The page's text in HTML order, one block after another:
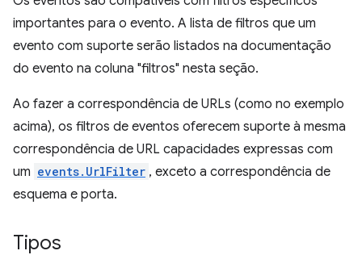
importantes para o evento. A lista de filtros que um
evento com suporte serão listados na documentação
do evento na coluna "filtros" nesta seção.
Ao fazer a correspondência de URLs (como no exemplo
acima), os filtros de eventos oferecem suporte à mesma
correspondência de URL capacidades expressas com
um events.UrlFilter , exceto a correspondência de
esquema e porta.
Tipos